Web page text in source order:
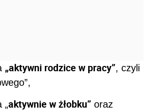
„aktywni rodzice w pracy”, czyli
„aktywnie w żłobku” oraz